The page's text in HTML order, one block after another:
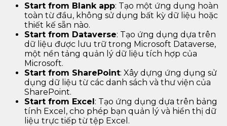
Start from Blank app: Tạo một ứng dụng hoàn
toàn từ đầu, không sử dụng bất kỳ dữ liệu hoặc
thiết kế sẵn nào.
Start from Dataverse: Tạo ứng dụng dựa trên
dữ liệu được lưu trữ trong Microsoft Dataverse,
một nền tảng quản lý dữ liệu tích hợp của
Microsoft.
Start from SharePoint: Xây dựng ứng dụng sử
dụng dữ liệu từ các danh sách và thư viện của
SharePoint.
Start from Excel: Tạo ứng dụng dựa trên bảng
tính Excel, cho phép bạn quản lý và hiển thị dữ
liệu trực tiếp từ tệp Excel.